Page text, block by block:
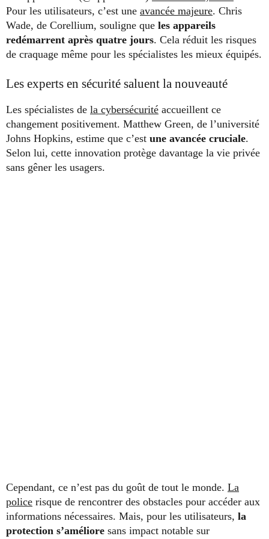
Pour les utilisateurs, c’est une avancée majeure. Chris
Wade, de Corellium, souligne que les appareils
redémarrent après quatre jours. Cela réduit les risques
de craquage même pour les spécialistes les mieux équipés.
Les experts en sécurité saluent la nouveauté
Les spécialistes de la cybersécurité accueillent ce
changement positivement. Matthew Green, de l’université
Johns Hopkins, estime que c’est une avancée cruciale.
Selon lui, cette innovation protège davantage la vie privée
sans gêner les usagers.
Cependant, ce n’est pas du goût de tout le monde. La
police risque de rencontrer des obstacles pour accéder aux
informations nécessaires. Mais, pour les utilisateurs, la
protection s’améliore sans impact notable sur